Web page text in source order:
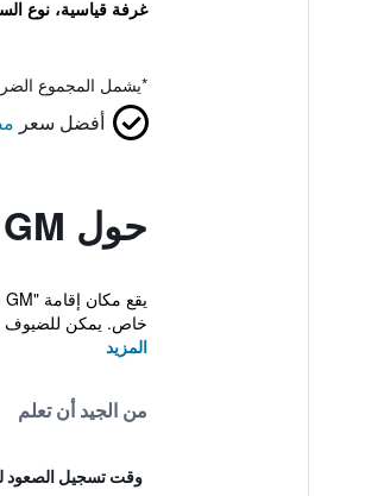
غرفة قياسية، نوع
*يشمل المجموع
أفضل سعر
حول Welcome Inn GM
خاص. يمكن للضيوف
المزيد
من الجيد أن تعلم
وقت تسجيل الصعود